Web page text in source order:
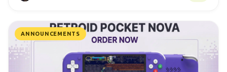
ANNOUNCEMENTS